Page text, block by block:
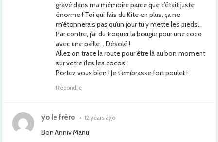
gravé dans ma mémoire parce que c’était juste
énorme ! Toi qui fais du Kite en plus, ça ne
m’étonnerais pas qu’un jour tu y mette les pieds…
Par contre, j’ai du troquer la bougie pour une coco
avec une paille… Désolé !
Allez on trace la route pour être là au bon moment
sur votre îles les cocos !
Portez vous bien ! Je t’embrasse fort poulet !
Répondre
yo le frèro • 12 years ago
Bon Anniv Manu